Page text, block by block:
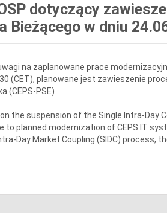
dotyczący
Bieżącego w dniu
na zaplanowane prace
(CET), planowane jest zawieszenie
(CEPS-PSE)
the suspension of the Single Intra-Day
to planned modernization of CEPS IT
Day Market Coupling (SIDC) process,